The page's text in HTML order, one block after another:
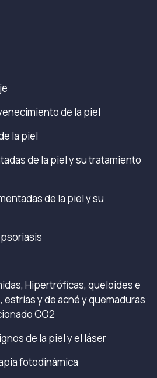
de la piel
la piel
de la piel y su tratamiento
de la piel y su
psoriasis
Hipertróficas, queloides e
y de acné y quemaduras
CO2
de la piel y el láser
fotodinámica